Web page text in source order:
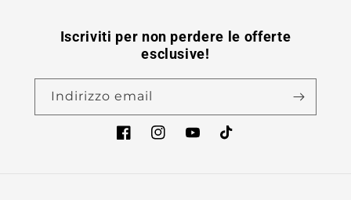
Iscriviti per non perdere le offerte
esclusive!
Indirizzo email
FacebookInstagramYouTubeTikTok